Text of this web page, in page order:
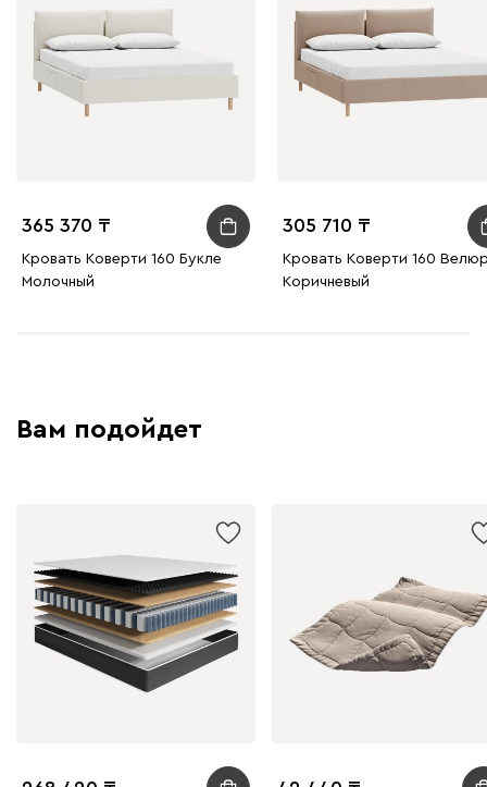
365 370
Кровать Коверти 160 Букле
Молочный
305 710
Кровать Коверти 160
Коричневый
Вам подойдет